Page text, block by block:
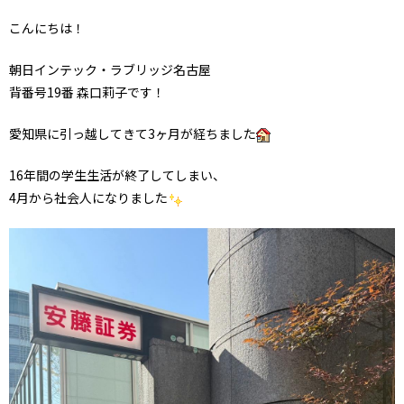
こんにちは！
朝日インテック・ラブリッジ名古屋
背番号19番 森口莉子です！
愛知県に引っ越してきて3ヶ月が経ちました
16年間の学生生活が終了してしまい、
4月から社会人になりました